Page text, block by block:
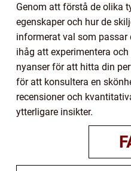
Genom att förstå de olika
egenskaper och hur de
informerat val som
ihåg att experimentera
nyanser för att hitta din
för att konsultera en
recensioner och
ytterligare insikter.